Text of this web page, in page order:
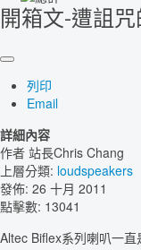
開箱文-遭詛
列印
Email
詳細內容
作者 站長Chris Chang
上層分類: loudspeakers
發佈: 26 十月 2011
點擊數: 13041
Altec Biflex系列喇叭一